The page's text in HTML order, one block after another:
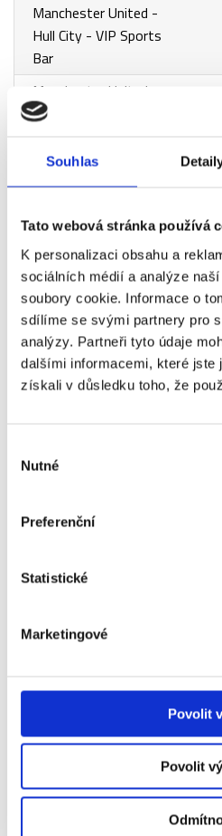
Souhlas
Tato webová stránka používá
K personalizaci obsahu a
sociálních médií a analýze
soubory cookie. Informace o
sdílíme se svými partnery pro
analýzy. Partneři tyto údaje
dalšími informacemi, které jste
získali v důsledku toho, že
souhlasu
Nutné
Preferenční
Statistické
Marketingové
Povolit
Povolit
Manchester United -
Hull City - VIP Sports
Bar
Manchester United -
Hull City - 2.
Manchester United -
Hull City - VIP
Manchester United -
Hull City - VIP
Victoria Warehouse
Manchester United -
Hull City - VIP
Executive Lounge
Victoria Warehouse
Manchester United -
Executive Box